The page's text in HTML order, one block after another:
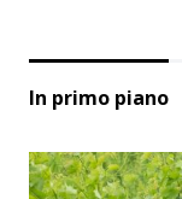
In primo piano